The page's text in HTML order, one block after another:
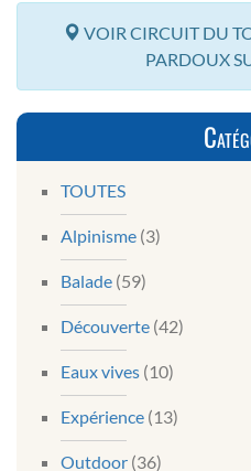
VOIR CIRCUIT DU
PARDOUX
TOUTES
Alpinisme (3)
Balade (59)
Découverte (42)
Eaux vives (10)
Expérience (13)
Outdoor (36)